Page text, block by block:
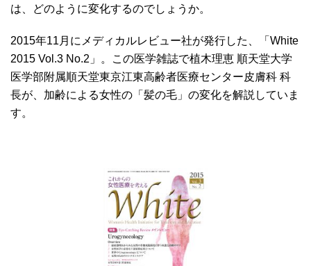
は、どのように変化するのでしょうか。
2015年11月にメディカルレビュー社が発行した、「White
2015 Vol.3 No.2」。この医学雑誌で植木理恵 順天堂大学
医学部附属順天堂東京江東高齢者医療センター皮膚科 科
長が、加齢による女性の「髪の毛」の変化を解説していま
す。